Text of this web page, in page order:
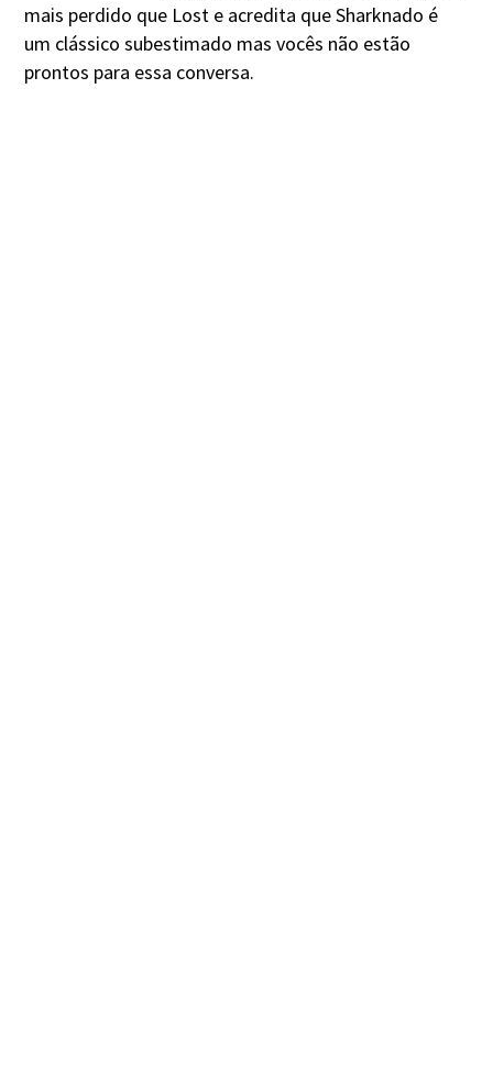
mais perdido que Lost e acredita que Sharknado é
um clássico subestimado mas vocês não estão
prontos para essa conversa.